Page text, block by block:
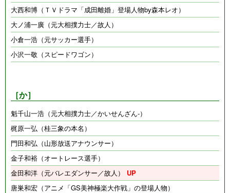
大西和博（ＴＶドラマ「成田離婚」登場人物by森本レオ）
大ノ浦一廣（元大相撲力士／故人）
小倉一浩（元サッカー選手）
小沢一敬（スピードワゴン）
［か］
魁千山一浩（元大相撲力士／かいせんざん-）
梶原一弘（桂三象の本名）
門田和弘（山形放送アナウンサー）
金子和裕（オートレース選手）
金田和洋（元バレエダンサー／故人）
唐巣和宏（アニメ「GS美神極楽大作戦」の登場人物）